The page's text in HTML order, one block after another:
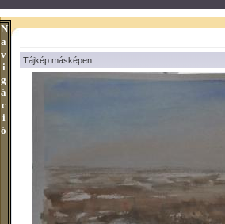
N
a
v
i
g
á
c
i
ó
Tájkép másképen